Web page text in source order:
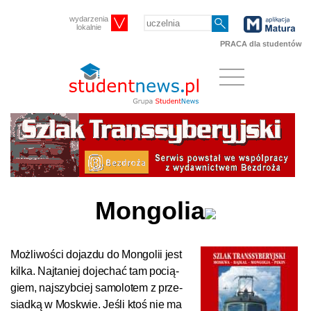
wydarzenia
lokalnie
PRACA dla studentów
Mongolia
Moż­li­woś­ci do­jaz­du do Mon­go­li­i jest
kil­ka. Naj­ta­niej do­je­chać tam po­cią­
giem, naj­szyb­ciej sa­mo­lo­tem z prze­
siad­ką w Mos­k­wie. Jeś­li ktoś nie ma